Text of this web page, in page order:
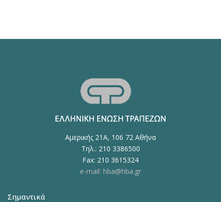
Αμερικής 21Α, 106 72 Αθήνα
Τηλ.: 210 3386500
Fax: 210 3615324
e-mail: hba@hba.gr
Σημαντικά